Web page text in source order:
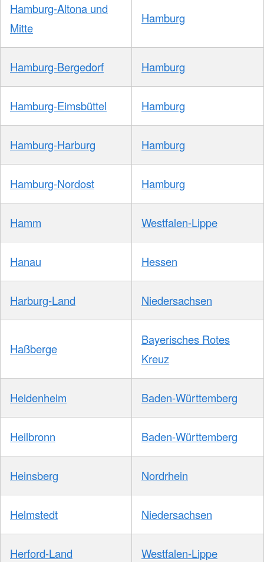
Hamburg-Altona und
Mitte
Hamburg
Hamburg-Bergedorf Hamburg
Hamburg-Eimsbüttel Hamburg
Hamburg-Harburg Hamburg
Hamburg-Nordost Hamburg
Hamm Westfalen-Lippe
Hanau Hessen
Harburg-Land Niedersachsen
Haßberge
Bayerisches Rotes
Kreuz
Heidenheim Baden-Württemberg
Heilbronn Baden-Württemberg
Heinsberg Nordrhein
Helmstedt Niedersachsen
Herford-Land Westfalen-Lippe